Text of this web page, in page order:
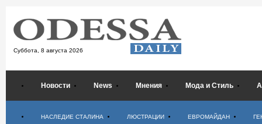
Суббота, 8 августа 2026
Новости News Мнения Мода и Стиль
НАСЛЕДИЕ СТАЛИНА ЛЮСТРАЦИИ ЕВРОМАЙДАН